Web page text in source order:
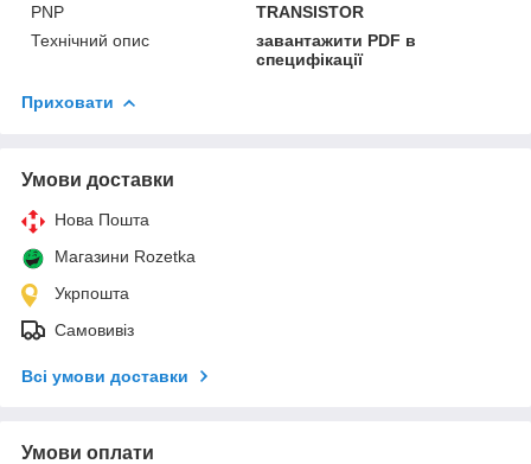
PNP
TRANSISTOR
Технічний опис
завантажити PDF в
специфікації
Приховати
Умови доставки
Нова Пошта
Магазини Rozetka
Укрпошта
Самовивіз
Всі умови доставки
Умови оплати